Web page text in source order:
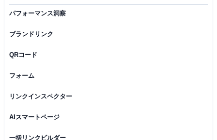
パフォーマンス洞察
ブランドリンク
QRコード
フォーム
リンクインスペクター
AIスマートページ
一括リンクビルダー